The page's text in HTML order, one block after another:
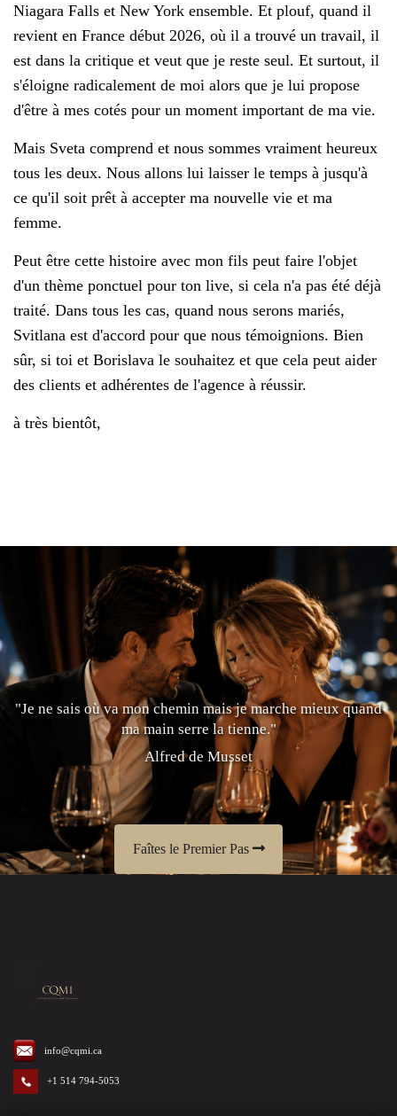
Niagara Falls et New York ensemble. Et plouf, quand il
revient en France début 2026, où il a trouvé un travail, il
est dans la critique et veut que je reste seul. Et surtout, il
s'éloigne radicalement de moi alors que je lui propose
d'être à mes cotés pour un moment important de ma vie.
Mais Sveta comprend et nous sommes vraiment heureux
tous les deux. Nous allons lui laisser le temps à jusqu'à
ce qu'il soit prêt à accepter ma nouvelle vie et ma
femme.
Peut être cette histoire avec mon fils peut faire l'objet
d'un thème ponctuel pour ton live, si cela n'a pas été déjà
traité. Dans tous les cas, quand nous serons mariés,
Svitlana est d'accord pour que nous témoignions. Bien
sûr, si toi et Borislava le souhaitez et que cela peut aider
des clients et adhérentes de l'agence à réussir.
à très bientôt,
"Je ne sais où va mon chemin mais je marche mieux quand
ma main serre la tienne."
Alfred de Musset
Faîtes le Premier Pas
info@cqmi.ca
+1 514 794-5053